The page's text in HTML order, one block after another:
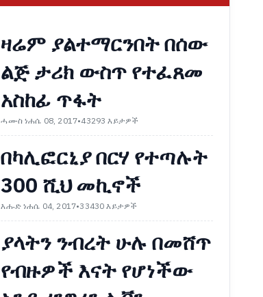
ዛሬም ያልተማርንበት በሰው
ልጅ ታሪክ ውስጥ የተፈጸመ
አስከፊ ጥፋት
ሓሙስ ነሐሴ 08, 2017•43293 እይታዎች
በካሊፎርኒያ በርሃ የተጣሉት
300 ሺህ መኪኖች
እሑድ ነሐሴ 04, 2017•33430 እይታዎች
ያላትን ንብረት ሁሉ በመሸጥ
የብዙዎች እናት የሆነችው